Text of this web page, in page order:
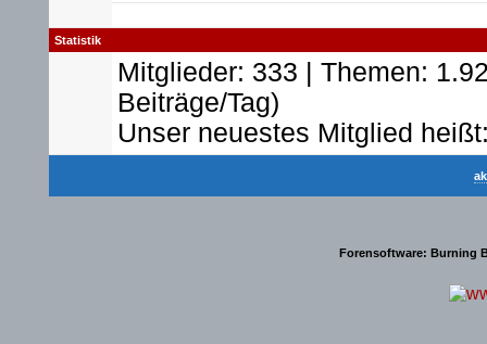
Statistik
Mitglieder: 333 | Themen:
Beiträge/Tag)
Unser neuestes Mitglied
Forensoftware: Burning